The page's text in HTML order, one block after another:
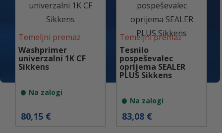
Temeljni premaz
Washprimer
univerzalni 1K CF
Sikkens
Na zalogi
80,15 €
Temeljni premaz
Tesnilo
pospeševalec
oprijema SEALER
PLUS Sikkens
Na zalogi
83,08 €